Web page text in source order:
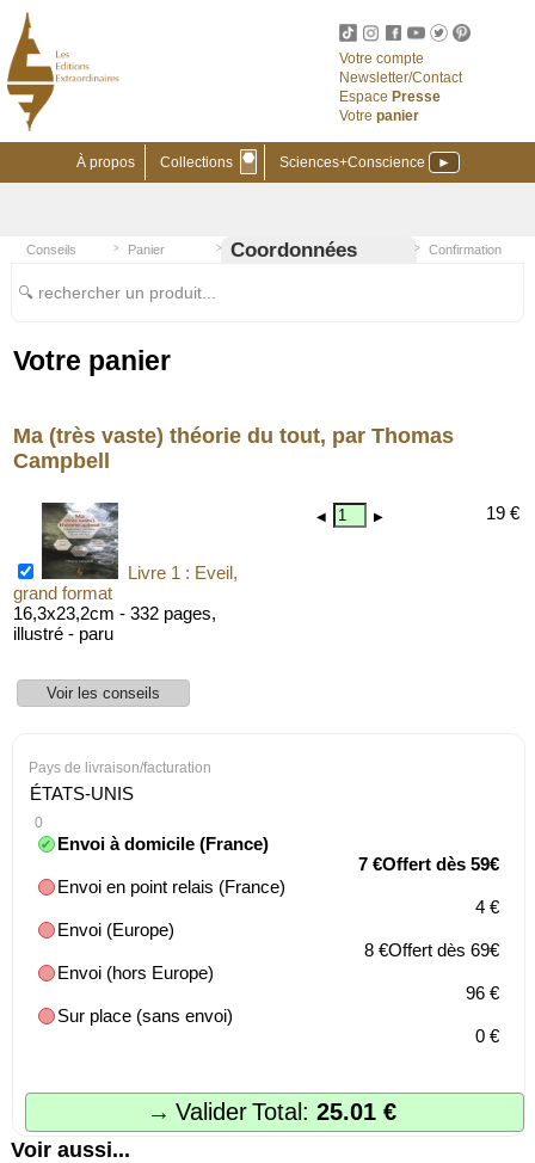
Votre compte
Newsletter/Contact
Espace Presse
Votre panier
À propos Collections ⬣ Sciences+Conscience ►
Conseils Panier Coordonnées Confirmation
🔍 rechercher un produit...
Votre panier
Ma (très vaste) théorie du tout, par Thomas
Campbell
Livre 1 : Eveil,
grand format
16,3x23,2cm - 332 pages,
illustré - paru
19 €
Voir les conseils
Conseils :
illustré - paru
19 €
Pays de livraison/facturation
0
Envoi à domicile (France)
7 €Offert dès 59€
Envoi en point relais (France)
4 €
Envoi (Europe)
8 €Offert dès 69€
Envoi (hors Europe)
96 €
Sur place (sans envoi)
0 €
Valider Total:25.01 €
Voir aussi...